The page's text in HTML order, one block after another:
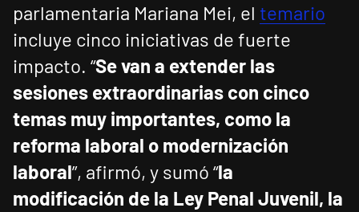
parlamentaria Mariana Mei, el temario
incluye cinco iniciativas de fuerte
impacto. “Se van a extender las
sesiones extraordinarias con cinco
temas muy importantes, como la
reforma laboral o modernización
laboral”, afirmó, y sumó “la
modificación de la Ley Penal Juvenil, la